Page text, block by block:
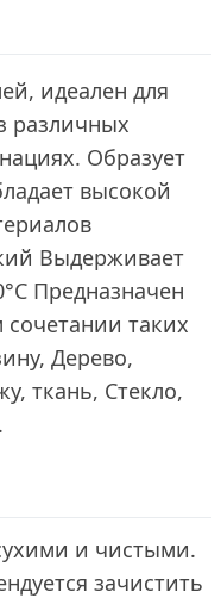
идеален для
различных
Образует
высокой
Выдерживает
Предназначен
таких
Дерево,
ткань, Стекло,
и чистыми.
зачистить